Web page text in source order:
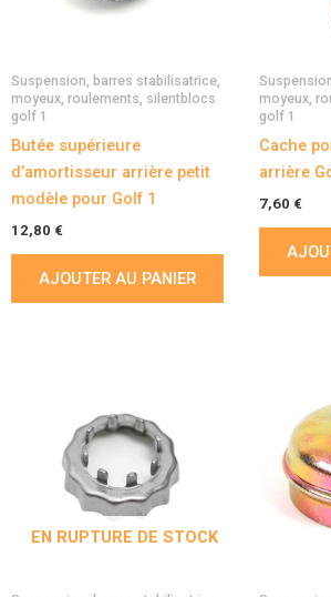
Suspension, barres stabilisatrice,
moyeux, roulements, silentblocs
golf 1
Butée supérieure
d’amortisseur arrière petit
modèle pour Golf 1
12,80 €
AJOUTER AU PANIER
moyeux,
golf 1
Cache
arrière
7,60 €
EN RUPTURE DE STOCK